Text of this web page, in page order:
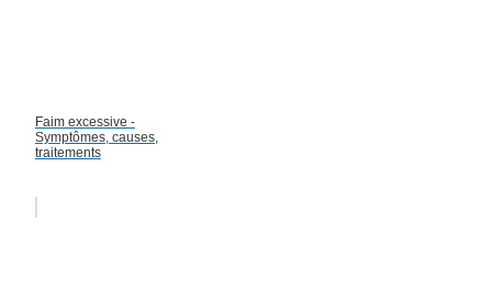
Faim excessive -
Symptômes, causes,
traitements